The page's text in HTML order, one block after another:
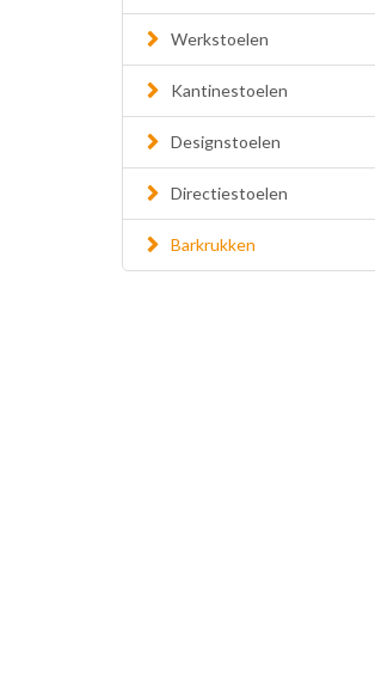
Werkstoelen
Kantinestoelen
Designstoelen
Directiestoelen
Barkrukken